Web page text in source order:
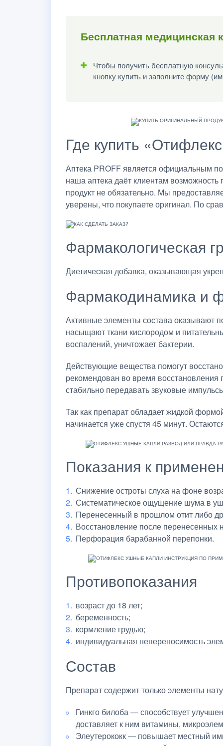
Бесплатная медицинская
Чтобы получить бесплатную
кнопку купить и заполните форму
Где купить
Аптека PROFF является официальным
наша аптека даёт клиентам
продукт не обязательно. Мы
уверены, что покупаете оригинал. По
Фармакологическая
Диетическая добавка, оказывающая
Фармакодинамика и
Активные элементы состава оказывают
насыщают ткани кислородом и
воспалений, уничтожает бактерии.
Действующие вещества помогут
рекомендован во время восстановления
стабильно передавать звуковые
Так как препарат обладает жидкой
начинается уже спустя 45 минут.
Показания к
Снижение остроты слуха на фоне
Систематическое ощущение шума в
Перенесенный в прошлом отит либо
Восстановление после перенесенных
Перфорация барабанной перепонки.
Противопоказания
возраст до 18 лет;
беременность;
кормление грудью;
индивидуальная непереносимость
Состав
Препарат содержит только элементы
Гинкго билоба — способствует
доставляет к ним витамины,
Элеутерококк — повышает местный